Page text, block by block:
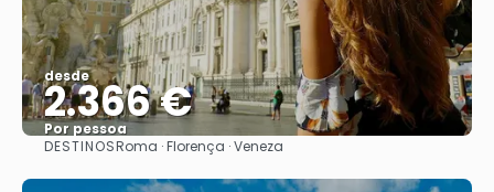
desde
2.366 €
Por pessoa
Vejo
DESTINOSRoma · Florença · Veneza